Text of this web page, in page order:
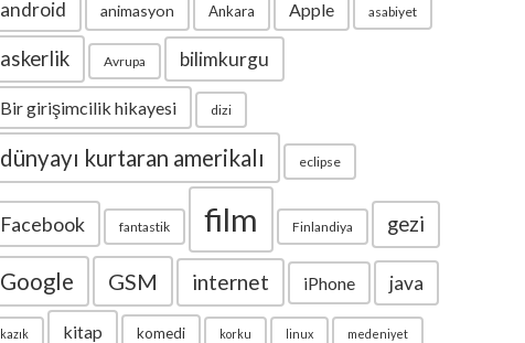
android animasyon Ankara Apple asabiyet
askerlik Avrupa bilimkurgu
Bir girişimcilik hikayesi dizi
dünyayı kurtaran amerikalı eclipse
Facebook fantastik film Finlandiya gezi
Google GSM internet iPhone java
kazık kitap komedi korku linux medeniyet